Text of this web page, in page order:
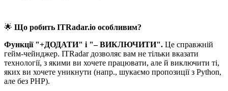
🌟 Що робить ITRadar.io особливим?
Функції "+ДОДАТИ" і "– ВИКЛЮЧИТИ". Це справжній
гейм-чейнджер. ITRadar дозволяє вам не тільки вказати
технології, з якими ви хочете працювати, але й виключити ті,
яких ви хочете уникнути (напр., шукаємо пропозиції з Python,
але без PHP).